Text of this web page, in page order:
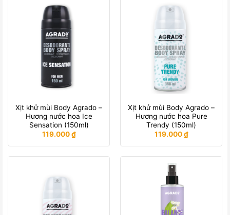
Xịt khử mùi Body Agrado –
Hương nước hoa Ice
Sensation (150ml)
119.000₫
Xịt khử mùi Body Agrado –
Hương nước hoa Pure
Trendy (150ml)
119.000₫